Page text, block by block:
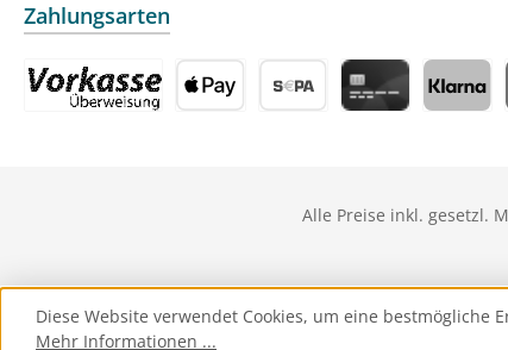
Zahlungsarten
Alle Preise inkl. gesetzl.
Diese Website verwendet Cookies, um eine bestmögliche
Mehr Informationen ...